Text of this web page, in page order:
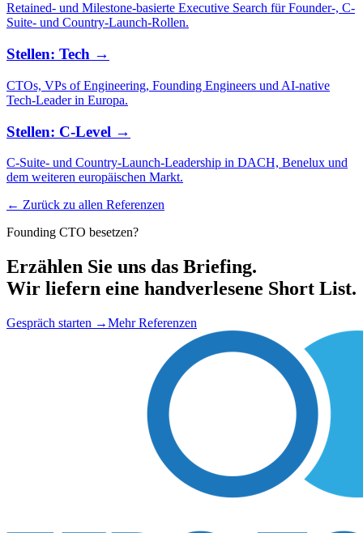
Retained- und Milestone-basierte Executive Search für Founder-, C-
Suite- und Country-Launch-Rollen.
Stellen: Tech →
CTOs, VPs of Engineering, Founding Engineers und AI-native
Tech-Leader in Europa.
Stellen: C-Level →
C-Suite- und Country-Launch-Leadership in DACH, Benelux und
dem weiteren europäischen Markt.
← Zurück zu allen Referenzen
Founding CTO besetzen?
Erzählen Sie uns das Briefing.
Wir liefern eine handverlesene Short List.
Gespräch starten →Mehr Referenzen